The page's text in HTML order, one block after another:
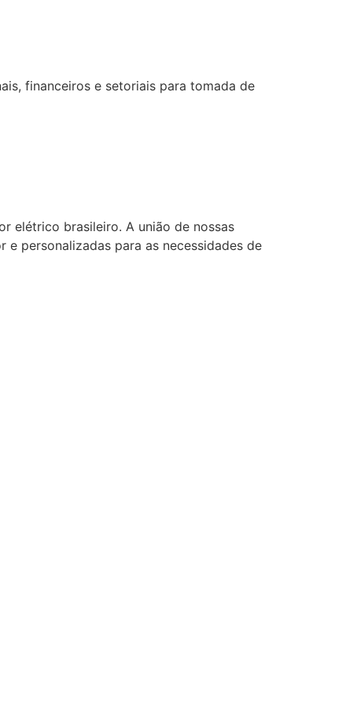
financeiros e setoriais para tomada de
elétrico brasileiro. A união de nossas
personalizadas para as necessidades de